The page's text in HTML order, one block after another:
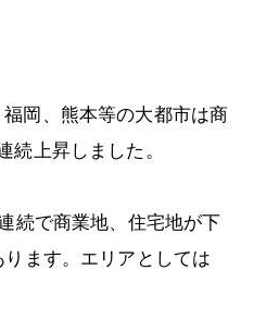
福岡、熊本等の大都市は商
続上昇しました。
続で商業地、住宅地が下
ます。エリアとしては